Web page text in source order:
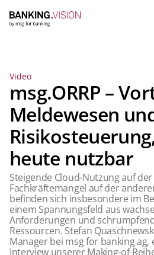
Video
msg.ORRP –
Meldewesen
heute nutzbar
Steigende Cloud-Nutzung auf
Fachkräftemangel auf der
befinden sich insbesondere im
einem Spannungsfeld aus
Anforderungen und
Ressourcen. Stefan
Manager bei msg for banking
Interview unserer Making-of-